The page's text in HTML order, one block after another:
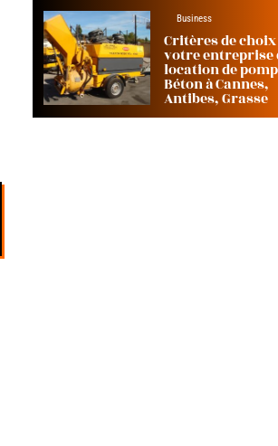
Business
Critères de choix
votre entreprise
location de
Béton à Cannes,
Antibes, Grasse